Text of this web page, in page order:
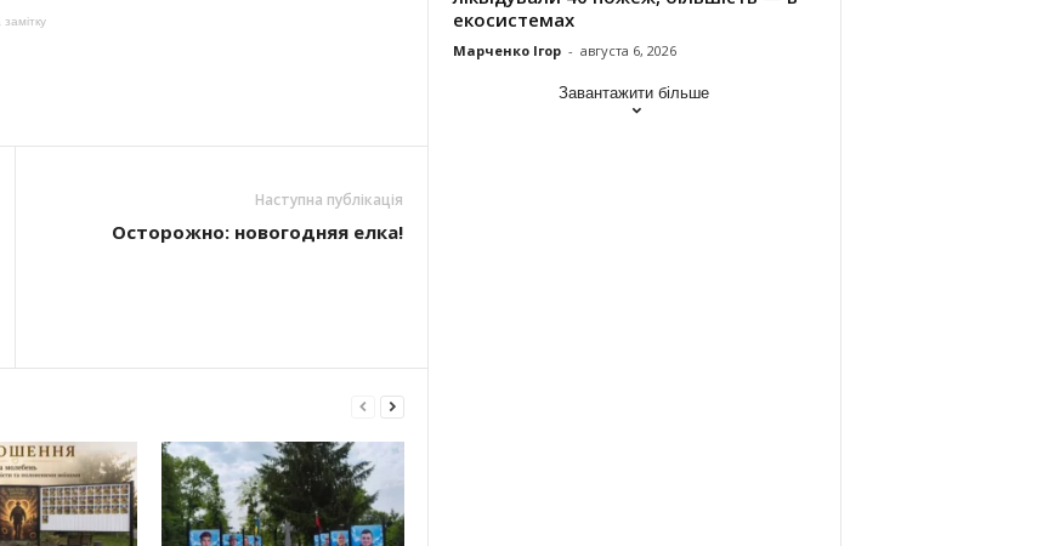
замітку
Наступна публікація
Осторожно: новогодняя елка!
екосистемах
Марченко Ігор - августа 6, 2026
Завантажити більше